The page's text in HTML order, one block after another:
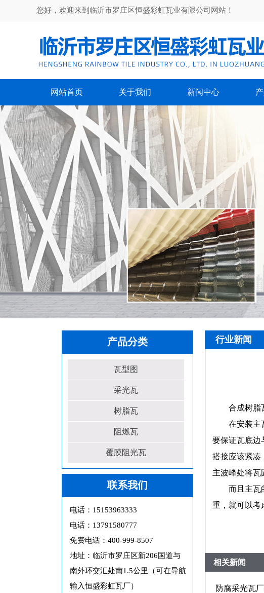
您好，欢迎来到临沂市罗庄区恒盛彩虹瓦业有限公司网站！
网站首页 关于我们 新闻中心
产品分类
瓦型图
采光瓦
树脂瓦
阻燃瓦
覆膜阻光瓦
联系我们
电话：15153963333
电话：13791580777
免费电话：400-999-8507
地址：临沂市罗庄区新206国道与
南外环交汇处南1.5公里（可在导航
输入恒盛彩虹瓦厂）
行业新闻
合成树脂
在安装主
要保证瓦底边
搭接应该紧凑
主波峰处将瓦
而且主瓦
重，就可以考
相关新闻
防腐采光瓦